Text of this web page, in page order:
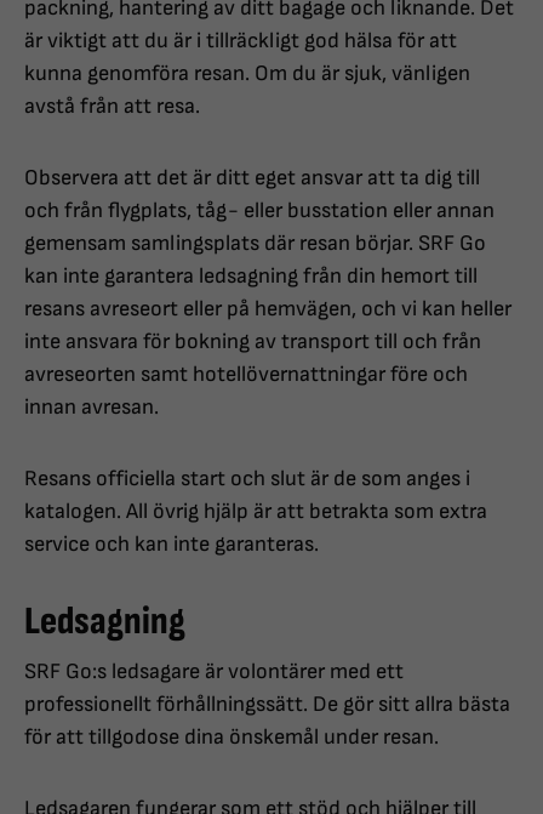
packning, hantering av ditt bagage och liknande. Det
är viktigt att du är i tillräckligt god hälsa för att
kunna genomföra resan. Om du är sjuk, vänligen
avstå från att resa.
Observera att det är ditt eget ansvar att ta dig till
och från flygplats, tåg- eller busstation eller annan
gemensam samlingsplats där resan börjar. SRF Go
kan inte garantera ledsagning från din hemort till
resans avreseort eller på hemvägen, och vi kan heller
inte ansvara för bokning av transport till och från
avreseorten samt hotellövernattningar före och
innan avresan.
Resans officiella start och slut är de som anges i
katalogen. All övrig hjälp är att betrakta som extra
service och kan inte garanteras.
Ledsagning
SRF Go:s ledsagare är volontärer med ett
professionellt förhållningssätt. De gör sitt allra bästa
för att tillgodose dina önskemål under resan.
Ledsagaren fungerar som ett stöd och hjälper till